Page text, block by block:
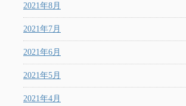
2021年8月
2021年7月
2021年6月
2021年5月
2021年4月